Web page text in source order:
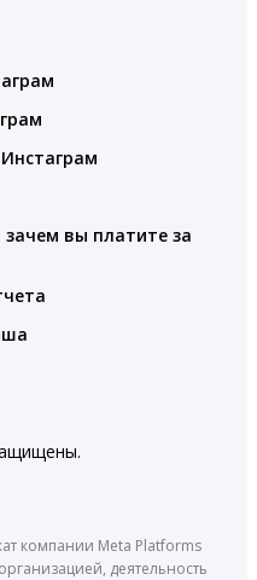
зачем вы платите за
компании Meta Platforms
деятельность